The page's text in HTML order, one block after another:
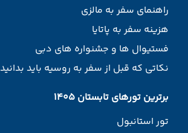
راهنمای سفر به مالزی
هزینه سفر به پاتایا
فستیوال ها و جشنواره های دبی
نکاتی که قبل از سفر به روسیه باید بدانید
برترین تورهای تابستان 1405
تور استانبول